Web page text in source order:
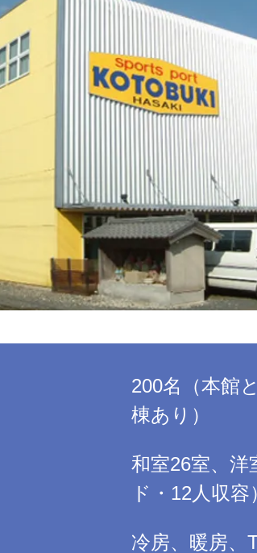
200名（本館
棟あり）
和室26室、洋
ド・12人収容
冷房、暖房、